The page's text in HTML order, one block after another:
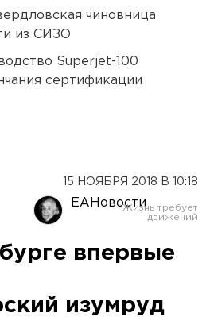
чиновница
из СИЗО
Superjet-100
сертификации
15 НОЯБРЯ 2018 В 10:18
ЕАНовости
впервые
изумруд